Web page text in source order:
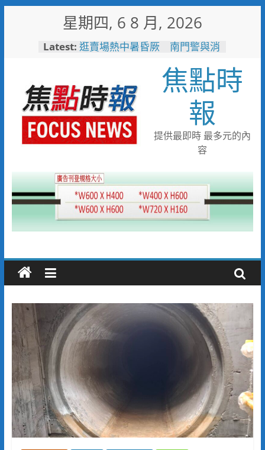
星期四, 6 8 月, 2026
Latest: 逛賣場熱中暑昏厥 南門警與消
聽見推門迎賓純真微笑 憨兒
「小庭」苦練發音 挑戰中秋禮
盒銷售達人
失智婦癱坐路邊 新南巡警一眼
認出速通知家屬
見女網友需先匯錢 北門警戳破
詐騙陷阱保住40萬
工作過勞眼前發黑 北門巡警眼
焦點時
報
提供最即時 最多元的內
容